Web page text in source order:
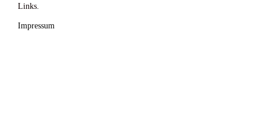
Links.
Impressum